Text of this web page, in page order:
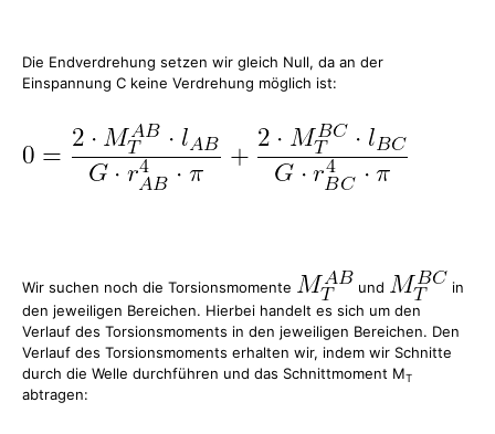
Die Endverdrehung setzen wir gleich Null, da an der
Einspannung C keine Verdrehung möglich ist:
Wir suchen noch die Torsionsmomente und
in
den jeweiligen Bereichen. Hierbei handelt es sich um den
Verlauf des Torsionsmoments in den jeweiligen Bereichen. Den
Verlauf des Torsionsmoments erhalten wir, indem wir Schnitte
durch die Welle durchführen und das Schnittmoment MT
abtragen: